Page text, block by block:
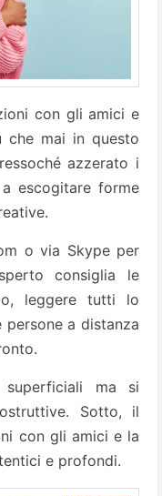
con gli amici e
che mai in questo
azzerato i
escogitare forme
o via Skype per
consiglia le
leggere tutti lo
a distanza
superficiali ma si
Sotto, il
con gli amici e la
e profondi.